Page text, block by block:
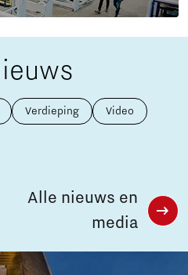
Verdieping Video
Alle nieuws en
media